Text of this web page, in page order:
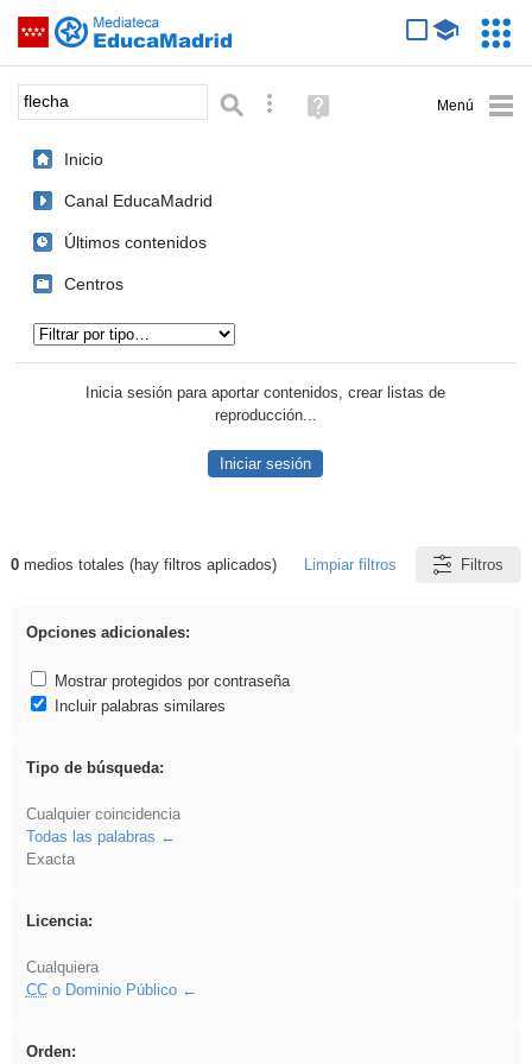
Saltar navegación
Palabra o frase: Búsqueda avanzada
Ayuda
(en
Inicio
Canal EducaMadrid
Últimos contenidos
Centros
Inicia sesión para aportar contenidos, crear listas de
reproducción...
Iniciar sesión
Resultados de: flecha
0medios totales (hay filtros aplicados) Limpiar filtros Filtros
Opciones adicionales:
Mostrar protegidos por contraseña
Incluir palabras similares
Tipo de búsqueda:
Cualquier coincidencia
Todas las palabras
Exacta
Licencia:
Cualquiera
CCo Dominio Público
Orden: